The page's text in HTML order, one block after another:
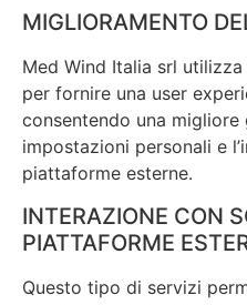
MIGLIORAMENTO
Med Wind Italia srl
per fornire una user
consentendo una migliore
impostazioni personali e
piattaforme esterne.
INTERAZIONE CON
PIATTAFORME
Questo tipo di servizi